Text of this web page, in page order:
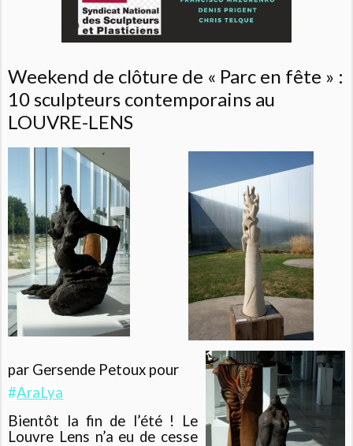
Weekend de clôture de « Parc en fête » :
10 sculpteurs contemporains au
LOUVRE-LENS
par Gersende Petoux pour
#AraLya
Bientôt la fin de l’été ! Le
Louvre Lens n’a eu de cesse